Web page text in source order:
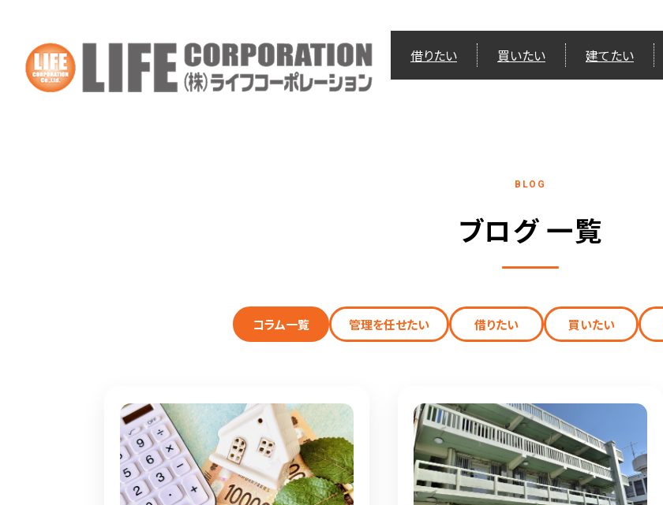
借りたい 買いたい 建てたい
BLOG
ブログ 一覧
コラム一覧 管理を任せたい 借りたい 買いたい